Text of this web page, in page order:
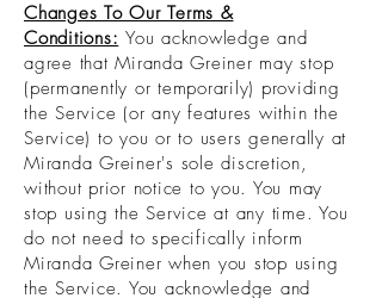
Changes To Our Terms &
Conditions: You acknowledge and
agree that Miranda Greiner may stop
(permanently or temporarily) providing
the Service (or any features within the
Service) to you or to users generally at
Miranda Greiner's sole discretion,
without prior notice to you. You may
stop using the Service at any time. You
do not need to specifically inform
Miranda Greiner when you stop using
the Service. You acknowledge and